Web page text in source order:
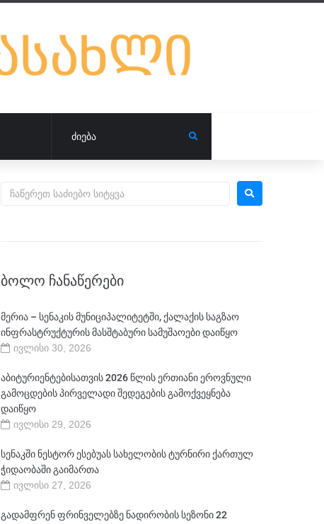
ᲑᲝᲚᲝ ᲩᲐᲜᲐᲬᲔᲠᲔᲑᲘ
მერია – სენაკის მუნიციპალიტეტში, ქალაქის საგზაო
ინფრასტრუქტურის მასშტაბური სამუშაოები დაიწყო
ივლისი 30, 2026
აბიტურიენტებისათვის 2026 წლის ერთიანი ეროვნული
გამოცდების პირველადი შედეგების გამოქვეყნება
დაიწყო
ივლისი 29, 2026
სენაკში ნესტორ ესებუას სახელობის ტურნირი ქართულ
ჭიდაობაში გაიმართა
ივლისი 27, 2026
გადამფრენ ფრინველებზე ნადირობის სეზონი 22